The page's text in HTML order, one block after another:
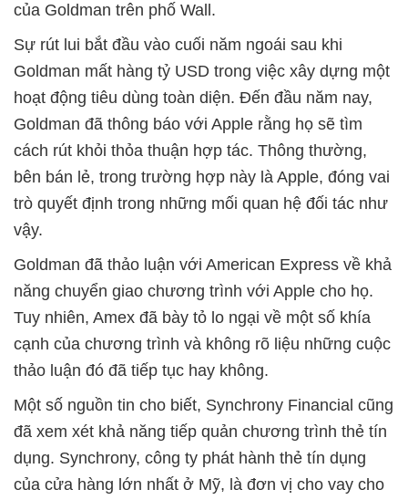
của Goldman trên phố Wall.
Sự rút lui bắt đầu vào cuối năm ngoái sau khi
Goldman mất hàng tỷ USD trong việc xây dựng một
hoạt động tiêu dùng toàn diện. Đến đầu năm nay,
Goldman đã thông báo với Apple rằng họ sẽ tìm
cách rút khỏi thỏa thuận hợp tác. Thông thường,
bên bán lẻ, trong trường hợp này là Apple, đóng vai
trò quyết định trong những mối quan hệ đối tác như
vậy.
Goldman đã thảo luận với American Express về khả
năng chuyển giao chương trình với Apple cho họ.
Tuy nhiên, Amex đã bày tỏ lo ngại về một số khía
cạnh của chương trình và không rõ liệu những cuộc
thảo luận đó đã tiếp tục hay không.
Một số nguồn tin cho biết, Synchrony Financial cũng
đã xem xét khả năng tiếp quản chương trình thẻ tín
dụng. Synchrony, công ty phát hành thẻ tín dụng
của cửa hàng lớn nhất ở Mỹ, là đơn vị cho vay cho